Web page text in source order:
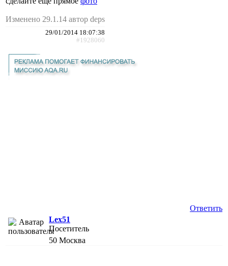
Изменено 29.1.14 автор deps
29/01/2014 18:07:38
#1928060
Ответить
Lex51
Посетитель
50 Москва